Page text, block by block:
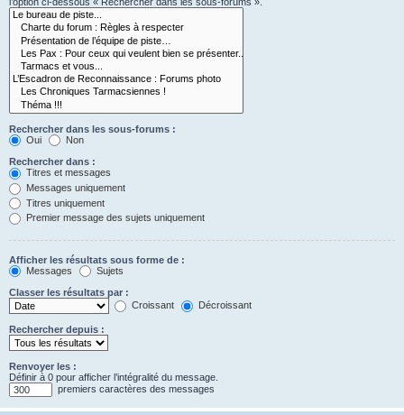
Rechercher dans les sous-forums :
Oui
Non
Rechercher dans :
Titres et messages
Messages uniquement
Titres uniquement
Premier message des sujets uniquement
Afficher les résultats sous forme de :
Messages
Sujets
Classer les résultats par :
Croissant
Décroissant
Rechercher depuis :
Renvoyer les :
Définir à 0 pour afficher l’intégralité du message.
premiers caractères des messages